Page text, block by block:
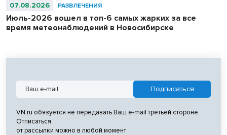
07.08.2026 РАЗВЛЕЧЕНИЯ
Июль-2026 вошел в топ-6 самых жарких за все
время метеонаблюдений в Новосибирске
VN.ru обязуется не передавать Ваш e-mail третьей стороне.
Отписаться
от рассылки можно в любой момент